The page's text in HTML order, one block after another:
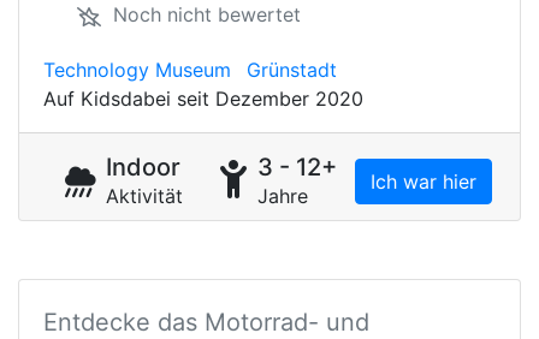
Noch nicht bewertet
Technology Museum
Grünstadt
Auf Kidsdabei seit Dezember 2020
Indoor
Aktivität
3 - 12+
Jahre
Ich war hier
Entdecke das Motorrad- und